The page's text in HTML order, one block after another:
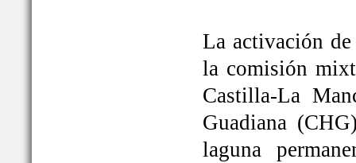
La activación
la comisión
Castilla-La
Guadiana
laguna